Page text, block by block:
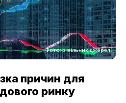
Фото: з вільних джерел
причин для
ринку